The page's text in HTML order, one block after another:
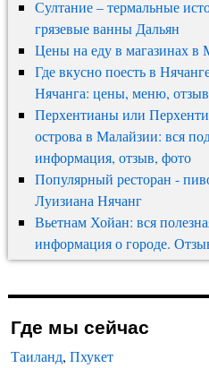
Султание – термальные
грязевые ванны Дальян
Цены на еду в магазинах в
Где вкусно поесть в
Нячанга: цены, меню,
Перхентианы или
острова в Малайзии: вся
информация, отзыв, фото
Популярный ресторан -
Луизиана Нячанг
Вьетнам Хойан: вся
информация о городе.
Где мы сейчас
Таиланд, Пхукет